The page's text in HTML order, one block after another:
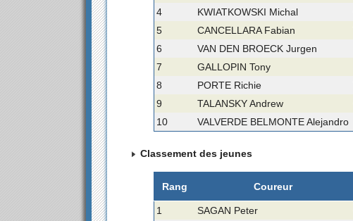
4
KWIATKOWSKI Michal
5
CANCELLARA Fabian
6
VAN DEN BROECK Jurgen
7
GALLOPIN Tony
8
PORTE Richie
9
TALANSKY Andrew
10
VALVERDE BELMONTE Alejandro
Classement des jeunes
Rang Coureur
1 SAGAN Peter